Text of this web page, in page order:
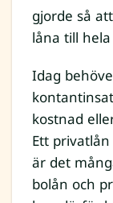
gjorde så
låna till
Idag
kostnad
Ett
är det
bolån och